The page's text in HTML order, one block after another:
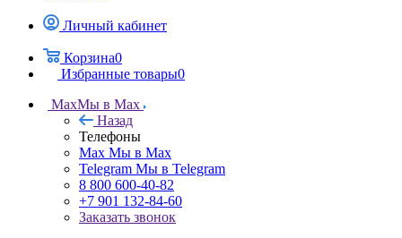
Личный кабинет
Корзина0
Избранные товары0
MaxМы в Max
Назад
Телефоны
Max Мы в Max
Telegram Мы в Telegram
8 800 600-40-82
+7 901 132-84-60
Заказать звонок